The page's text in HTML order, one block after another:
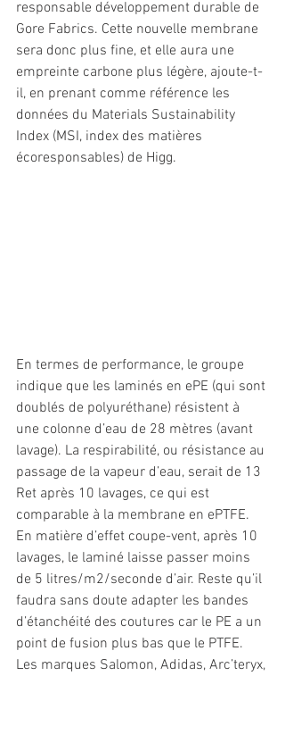
responsable développement durable de
Gore Fabrics. Cette nouvelle membrane
sera donc plus fine, et elle aura une
empreinte carbone plus légère, ajoute-t-
il, en prenant comme référence les
données du Materials Sustainability
Index (MSI, index des matières
écoresponsables) de Higg.
En termes de performance, le groupe
indique que les laminés en ePE (qui sont
doublés de polyuréthane) résistent à
une colonne d’eau de 28 mètres (avant
lavage). La respirabilité, ou résistance au
passage de la vapeur d’eau, serait de 13
Ret après 10 lavages, ce qui est
comparable à la membrane en ePTFE.
En matière d’effet coupe-vent, après 10
lavages, le laminé laisse passer moins
de 5 litres/m2/seconde d’air. Reste qu’il
faudra sans doute adapter les bandes
d’étanchéité des coutures car le PE a un
point de fusion plus bas que le PTFE.
Les marques Salomon, Adidas, Arc’teryx,